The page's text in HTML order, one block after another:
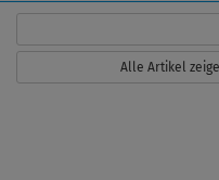
Alle Artikel